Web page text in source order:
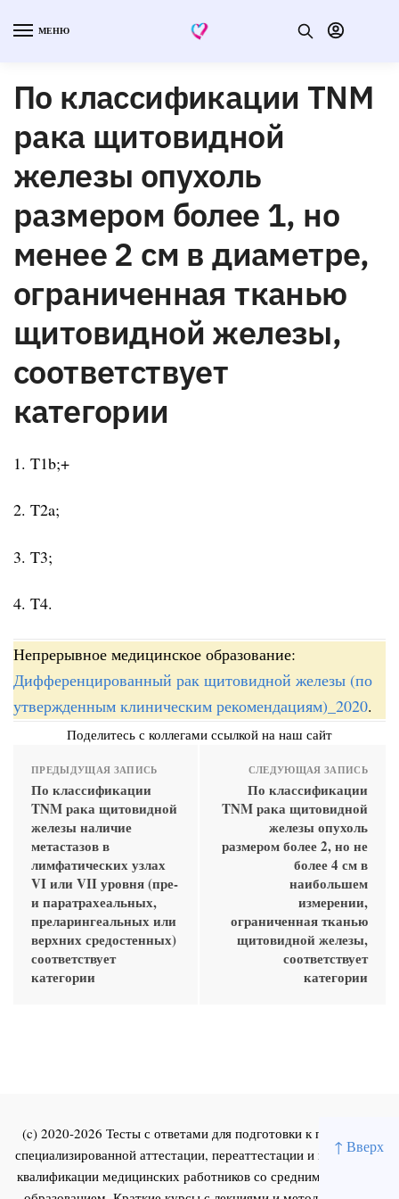
↑ Вверх
МЕНЮ
По классификации TNM
рака щитовидной
железы опухоль
размером более 1, но
менее 2 см в диаметре,
ограниченная тканью
щитовидной железы,
соответствует
категории
1. T1b;+
2. T2a;
3. T3;
4. T4.
Непрерывное медицинское образование:
Дифференцированный рак щитовидной железы (по
утвержденным клиническим рекомендациям)_2020.
Поделитесь с коллегами ссылкой на наш сайт
ПРЕДЫДУЩАЯ ЗАПИСЬ
По классификации
TNM рака щитовидной
железы наличие
метастазов в
лимфатических узлах
VI или VII уровня (пре-
и паратрахеальных,
преларингеальных или
верхних средостенных)
соответствует
категории
СЛЕДУЮЩАЯ ЗАПИСЬ
По классификации
TNM рака щитовидной
железы опухоль
размером более 2, но не
более 4 см в
наибольшем
измерении,
ограниченная тканью
щитовидной железы,
соответствует
категории
(c) 2020-2026 Тесты с ответами для подготовки к первичной
специализированной аттестации, переаттестации и повышения
квалификации медицинских работников со средним и высшим